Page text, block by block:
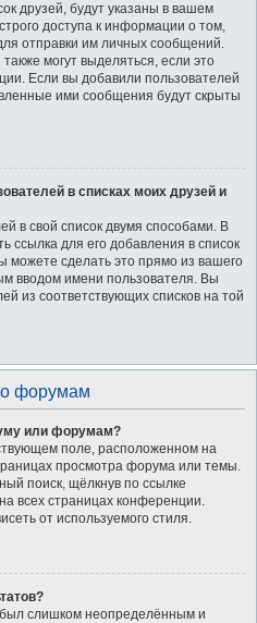
друзей, будут указаны в вашем
доступа к информации о том,
отправки им личных сообщений.
могут выделяться, если это
Если вы добавили пользователей
ими сообщения будут скрыты
в списках моих друзей и
в свой список двумя способами. В
ссылка для его добавления в список
можете сделать это прямо из вашего
вводом имени пользователя. Вы
из соответствующих списков на той
форумам
или форумам?
поле, расположенном на
просмотра форума или темы.
поиск, щёлкнув по ссылке
всех страницах конференции.
от используемого стиля.
слишком неопределённым и